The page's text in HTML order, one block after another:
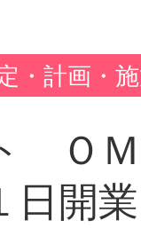
・計画・
Ｏ
開業